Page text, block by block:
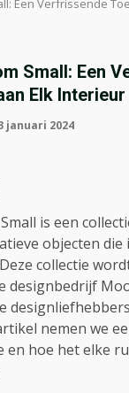
Een Verfrissende
Small: Een
Elk Interieur
januari 2024
is een
objecten
collectie
designbedrijf
nemen we
en hoe het elke